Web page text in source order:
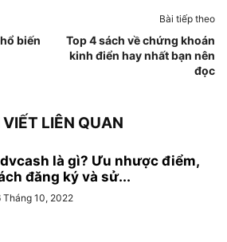
biến
Bài tiếp theo
Top 4 sách về chứng khoán
kinh điển hay nhất bạn nên
đọc
VIẾT LIÊN QUAN
là gì? Ưu nhược điểm,
đăng ký và sử...
Tháng 10, 2022